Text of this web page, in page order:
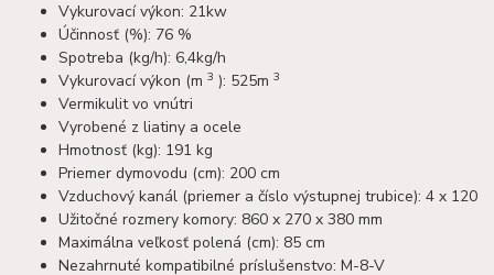
Vykurovací výkon: 21kw
Účinnosť (%): 76 %
Spotreba (kg/h): 6,4kg/h
Vykurovací výkon (m3 ): 525m3
Vermikulit vo vnútri
Vyrobené z liatiny a ocele
Hmotnosť (kg): 191 kg
Priemer dymovodu (cm): 200 cm
Vzduchový kanál (priemer a číslo výstupnej trubice): 4 x 120
Užitočné rozmery komory: 860 x 270 x 380 mm
Maximálna veľkosť polená (cm): 85 cm
Nezahrnuté kompatibilné príslušenstvo: M-8-V